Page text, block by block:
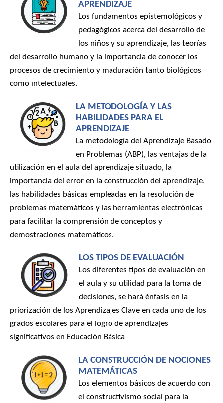
APRENDIZAJE
Los fundamentos epistemológicos y
pedagógicos acerca del desarrollo de
los niños y su aprendizaje, las teorías
del desarrollo humano y la importancia de conocer los
procesos de crecimiento y maduración tanto biológicos
como intelectuales.
LA METODOLOGÍA Y LAS
HABILIDADES PARA EL
APRENDIZAJE
La metodología del Aprendizaje Basado
en Problemas (ABP), las ventajas de la
utilización en el aula del aprendizaje situado, la
importancia del error en la construcción del aprendizaje,
las habilidades básicas empleadas en la resolución de
problemas matemáticos y las herramientas electrónicas
para facilitar la comprensión de conceptos y
demostraciones matemáticos.
LOS TIPOS DE EVALUACIÓN
Los diferentes tipos de evaluación en
el aula y su utilidad para la toma de
decisiones, se hará énfasis en la
priorización de los Aprendizajes Clave en cada uno de los
grados escolares para el logro de aprendizajes
significativos en Educación Básica
LA CONSTRUCCIÓN DE NOCIONES
MATEMÁTICAS
Los elementos básicos de acuerdo con
el constructivismo social para la